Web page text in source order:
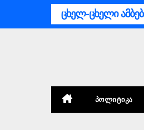
ცხელ-ცხელი
მოსახლეობას უახლოეს დღეებში
ᲞᲝᲚᲘᲢᲘᲙᲐ